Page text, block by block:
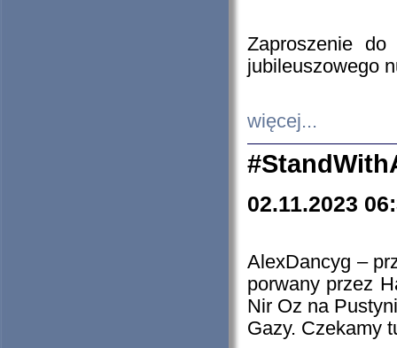
Zaproszenie do
jubileuszowego
więcej...
02.11.2023
AlexDancyg –
porwany przez
Nir Oz na
Gazy. Czekamy